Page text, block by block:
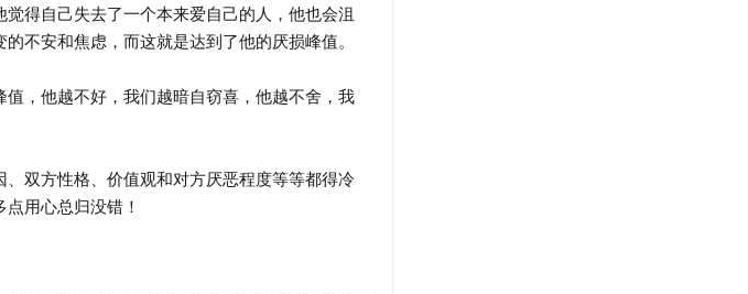
得自己失去了一个本来爱自己的人，他也会沮
不安和焦虑，而这就是达到了他的厌损峰值。
，他越不好，我们越暗自窃喜，他越不舍，我
双方性格、价值观和对方厌恶程度等等都得冷
用心总归没错！